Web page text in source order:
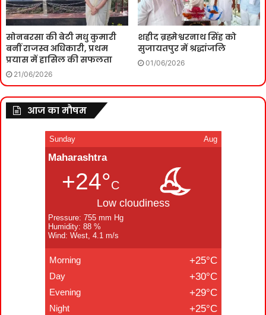
सोनबरसा की बेटी मधु कुमारी
बनीं राजस्व अधिकारी, प्रथम
प्रयास में हासिल की सफलता
21/06/2026
शहीद ब्रह्मेश्वरनाथ सिंह को
सुजायतपुर में श्रद्धांजलि
01/06/2026
आज का मौषम
Sunday Aug
Maharashtra
+24°C
Low cloudiness
Pressure: 755 mm Hg
Humidity: 88 %
Wind: West, 4.1 m/s
Morning +25°C
Day +30°C
Evening +29°C
Night +25°C